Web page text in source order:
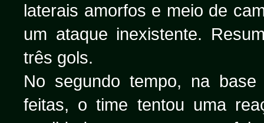
laterais amorfos e meio de
um ataque inexistente.
três gols.
No segundo tempo, na
feitas, o time tentou uma